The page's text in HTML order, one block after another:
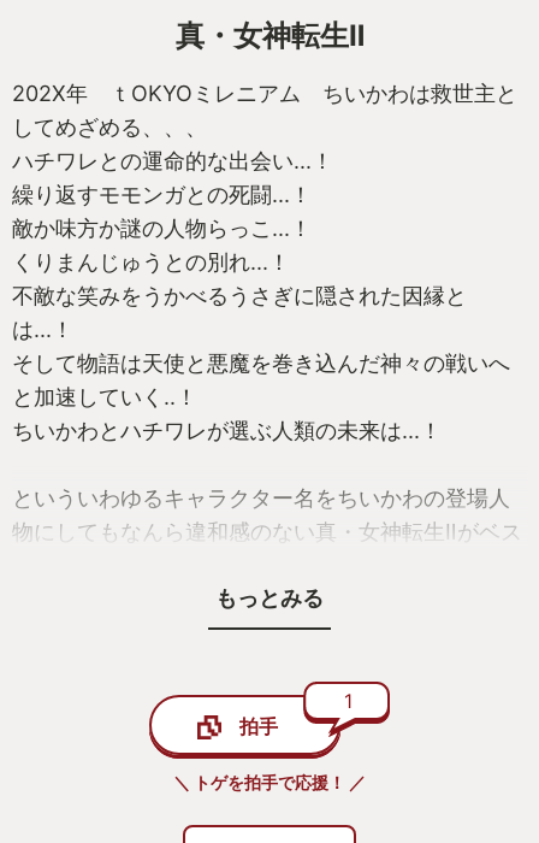
真・女神転生Ⅱ
202X年 ｔOKYOミレニアム ちいかわは救世主と
してめざめる、、、
ハチワレとの運命的な出会い...！
繰り返すモモンガとの死闘...！
敵か味方か謎の人物らっこ...！
くりまんじゅうとの別れ...！
不敵な笑みをうかべるうさぎに隠された因縁と
は...！
そして物語は天使と悪魔を巻き込んだ神々の戦いへ
と加速していく..！
ちいかわとハチワレが選ぶ人類の未来は...！
といういわゆるキャラクター名をちいかわの登場人
物にしてもなんら違和感のない真・女神転生Ⅱがベス
真・女神転生Ⅱの内容ですが、上記の部分でそのダー
クでディストピア的な世界観と壮大なストーリーラ
テム部分も今では昔ながらのと感じるところもあり
ますが、switchオンラインのスーパーファミコンで
プレイすればとても快適（どこでもセーブと巻き戻
し機能は神！）ですので、是非思い思いの名前を変
更してプレイしてみてください。
もっとみる
拍手
1
＼ トゲを拍手で応援！ ／